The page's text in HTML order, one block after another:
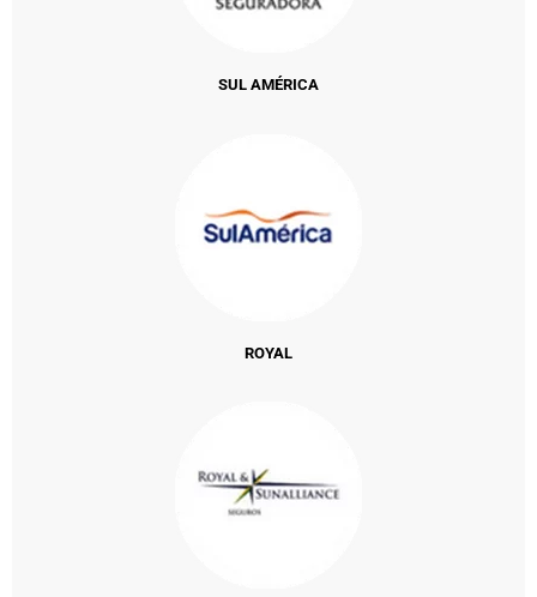
SUL AMÉRICA
ROYAL